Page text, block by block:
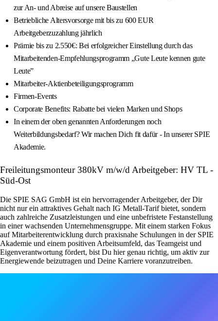
zur An- und Abreise auf unsere Baustellen
Betriebliche Altersvorsorge mit bis zu 600 EUR
Arbeitgeberzuzahlung jährlich
Prämie bis zu 2.550€: Bei erfolgreicher Einstellung durch das
Mitarbeitenden-Empfehlungsprogramm „Gute Leute kennen gute
Leute”
Mitarbeiter-Aktienbeteiligungsprogramm
Firmen-Events
Corporate Benefits: Rabatte bei vielen Marken und Shops
In einem der oben genannten Anforderungen noch
Weiterbildungsbedarf? Wir machen Dich fit dafür - In unserer SPIE
Akademie.
Freileitungsmonteur 380kV m/w/d Arbeitgeber: HV TL -
Süd-Ost
Die SPIE SAG GmbH ist ein hervorragender Arbeitgeber, der Dir
nicht nur ein attraktives Gehalt nach IG Metall-Tarif bietet, sondern
auch zahlreiche Zusatzleistungen und eine unbefristete Festanstellung
in einer wachsenden Unternehmensgruppe. Mit einem starken Fokus
auf Mitarbeiterentwicklung durch praxisnahe Schulungen in der SPIE
Akademie und einem positiven Arbeitsumfeld, das Teamgeist und
Eigenverantwortung fördert, bist Du hier genau richtig, um aktiv zur
Energiewende beizutragen und Deine Karriere voranzutreiben.